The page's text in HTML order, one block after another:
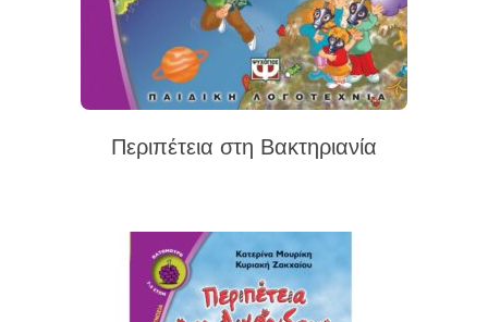
Περιπέτεια στη Βακτηριανία